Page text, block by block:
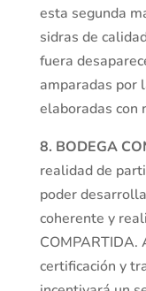
esta segunda
sidras de
fuera
amparadas por
elaboradas con
8. BODEGA
realidad de
poder
coherente y
COMPARTIDA.
certificación y